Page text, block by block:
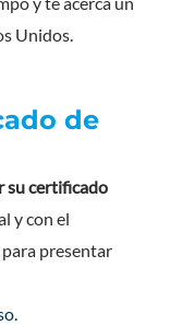
Unidos.
de
su certificado
y con el
presentar